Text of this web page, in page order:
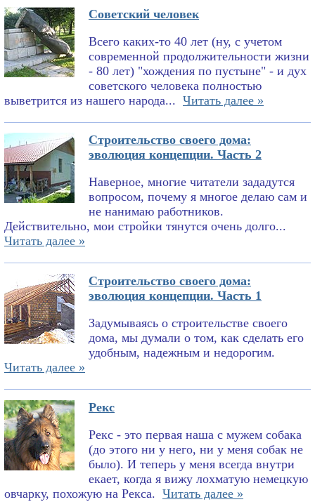
Советский человек
Всего каких-то 40 лет (ну, с учетом
современной продолжительности жизни
- 80 лет) "хождения по пустыне" - и дух
советского человека полностью
выветрится из нашего народа... Читать далее »
Строительство своего дома:
эволюция концепции. Часть 2
Наверное, многие читатели зададутся
вопросом, почему я многое делаю сам и
не нанимаю работников.
Действительно, мои стройки тянутся очень долго...
Читать далее »
Строительство своего дома:
эволюция концепции. Часть 1
Задумываясь о строительстве своего
дома, мы думали о том, как сделать его
удобным, надежным и недорогим.
Читать далее »
Рекс
Рекс - это первая наша с мужем собака
(до этого ни у него, ни у меня собак не
было). И теперь у меня всегда внутри
екает, когда я вижу лохматую немецкую
овчарку, похожую на Рекса. Читать далее »